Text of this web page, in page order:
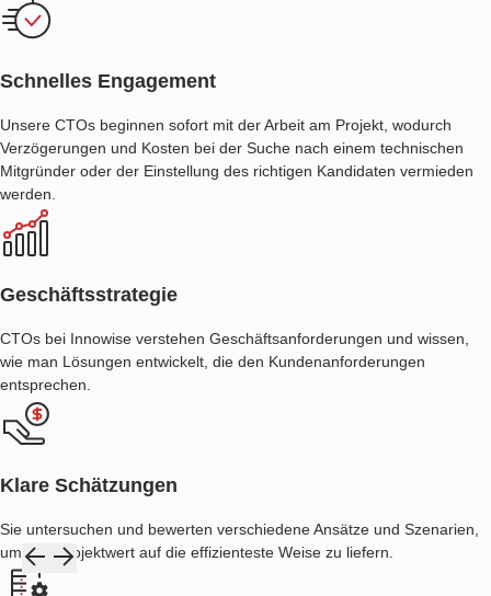
Schnelles Engagement
Unsere CTOs beginnen sofort mit der Arbeit am Projekt, wodurch
Verzögerungen und Kosten bei der Suche nach einem technischen
Mitgründer oder der Einstellung des richtigen Kandidaten vermieden
werden.
Geschäftsstrategie
CTOs bei Innowise verstehen Geschäftsanforderungen und wissen,
wie man Lösungen entwickelt, die den Kundenanforderungen
entsprechen.
Klare Schätzungen
Sie untersuchen und bewerten verschiedene Ansätze und Szenarien,
um den Projektwert auf die effizienteste Weise zu liefern.